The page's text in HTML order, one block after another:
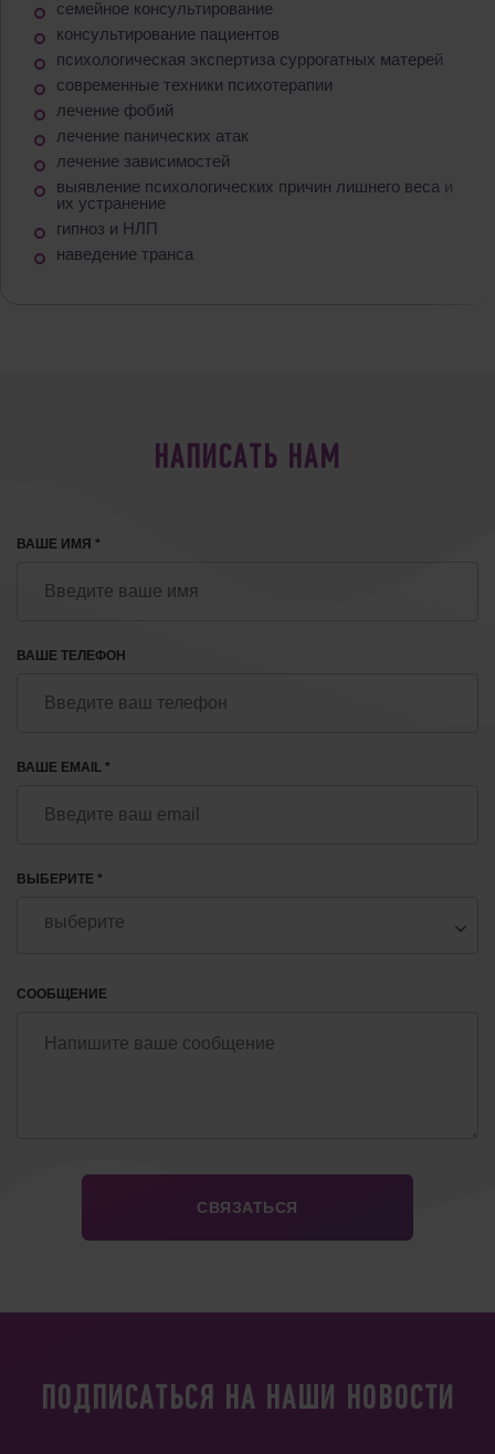
семейное консультирование
консультирование пациентов
психологическая экспертиза суррогатных матерей
современные техники психотерапии
лечение фобий
лечение панических атак
лечение зависимостей
выявление психологических причин лишнего веса и
их устранение
гипноз и НЛП
наведение транса
НАПИСАТЬ НАМ
ВАШЕ ИМЯ *
ВАШЕ ТЕЛЕФОН
ВАШЕ EMAIL *
ВЫБЕРИТЕ *
СООБЩЕНИЕ
ПОДПИСАТЬСЯ НА НАШИ НОВОСТИ